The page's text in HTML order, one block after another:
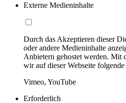
Externe Medieninhalte
Durch das Akzeptieren dieser
oder andere Medieninhalte
Anbietern gehostet werden. Mit
wir auf dieser Webseite
Vimeo, YouTube
Erforderlich